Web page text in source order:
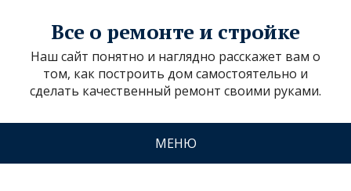
Все о ремонте и стройке
Наш сайт понятно и наглядно расскажет вам о
том, как построить дом самостоятельно и
сделать качественный ремонт своими руками.
МЕНЮ